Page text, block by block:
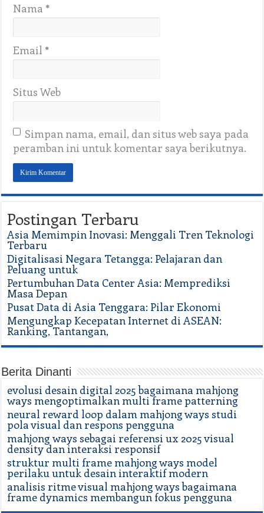
Nama *
Email *
Situs Web
Simpan nama, email, dan situs web saya pada
peramban ini untuk komentar saya berikutnya.
Postingan Terbaru
Asia Memimpin Inovasi: Menggali Tren Teknologi
Terbaru
Digitalisasi Negara Tetangga: Pelajaran dan
Peluang untuk
Pertumbuhan Data Center Asia: Memprediksi
Masa Depan
Pusat Data di Asia Tenggara: Pilar Ekonomi
Mengungkap Kecepatan Internet di ASEAN:
Ranking, Tantangan,
Berita Dinanti
evolusi desain digital 2025 bagaimana mahjong
ways mengoptimalkan multi frame patterning
neural reward loop dalam mahjong ways studi
pola visual dan respons pengguna
mahjong ways sebagai referensi ux 2025 visual
density dan interaksi responsif
struktur multi frame mahjong ways model
perilaku untuk desain interaktif modern
analisis ritme visual mahjong ways bagaimana
frame dynamics membangun fokus pengguna